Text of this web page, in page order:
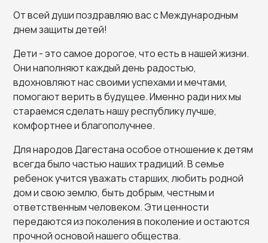
От всей души поздравляю вас с Международным
днем защиты детей!
Дети - это самое дорогое, что есть в нашей жизни.
Они наполняют каждый день радостью,
вдохновляют нас своими успехами и мечтами,
помогают верить в будущее. Именно ради них мы
стараемся сделать нашу республику лучше,
комфортнее и благополучнее.
Для народов Дагестана особое отношение к детям
всегда было частью наших традиций. В семье
ребенок учится уважать старших, любить родной
дом и свою землю, быть добрым, честным и
ответственным человеком. Эти ценности
передаются из поколения в поколение и остаются
прочной основой нашего общества.